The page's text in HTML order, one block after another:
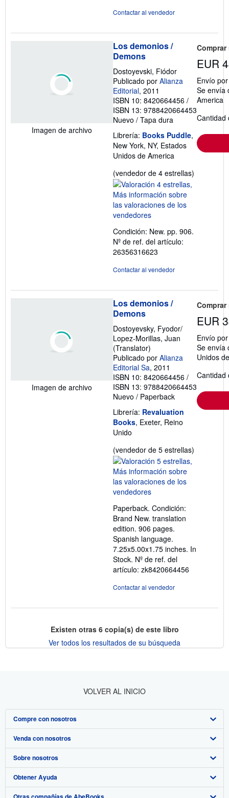
Contactar al vendedor
Imagen de archivo
Los demonios /
Demons
Dostoyevski, Fiódor
Publicado por Alianza
Editorial, 2011
ISBN 10: 8420664456 /
ISBN 13: 9788420664453
Nuevo / Tapa dura
Librería: Books Puddle,
New York, NY, Estados
Unidos de America
(vendedor de 4 estrellas)
Condición: New. pp. 906.
Nº de ref. del artículo:
26356316623
Contactar al vendedor
EUR
Envío
Se envía
America
Cantidad
Imagen de archivo
Los demonios /
Demons
Dostoyevsky, Fyodor/
Lopez-Morillas, Juan
(Translator)
Publicado por Alianza
Editorial Sa, 2011
ISBN 10: 8420664456 /
ISBN 13: 9788420664453
Nuevo / Paperback
Librería: Revaluation
Books, Exeter, Reino
Unido
(vendedor de 5 estrellas)
Paperback. Condición:
Brand New. translation
edition. 906 pages.
Spanish language.
7.25x5.00x1.75 inches. In
Stock. Nº de ref. del
artículo: zk8420664456
Contactar al vendedor
EUR
Envío
Se envía
Unidos
Cantidad
Existen otras 6copia(s) de este libro
Ver todos los resultados de su búsqueda
VOLVER AL INICIO
Compre con nosotros
Búsqueda avanzada
Colecciones
Mi cuenta
Venda con nosotros
Comenzar a vender
Únase a nuestro programa de afiliados
Sobre nosotros
Sobre IberLibro
Obtener Ayuda